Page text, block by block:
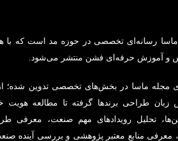
رسانه‌ای تخصصی در حوزه مد است که با
و آموزش حرفه‌ای فشن منتشر می‌شود.
مجله ماسا در بخش‌های تخصصی تدوین شده؛
زبان طراحی برندها گرفته تا مطالعه هویت
تحلیل رویدادهای مهم صنعت، معرفی
معرفی منابع معتبر پژوهشی و بررسی آینده